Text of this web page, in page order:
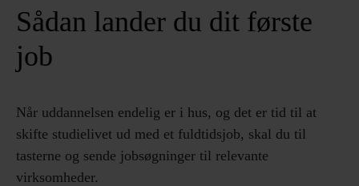
Sådan lander du dit første
job
Når uddannelsen endelig er i hus, og det er tid til at
skifte studielivet ud med et fuldtidsjob, skal du til
tasterne og sende jobsøgninger til relevante
virksomheder.